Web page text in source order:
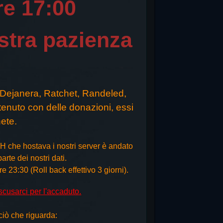
17:00
pazienza
Ratchet, Randeled,
con delle donazioni, essi
che hostava i nostri server è andato
dei nostri dati.
23:30 (Roll back effettivo 3 giorni).
per l'accaduto.
che riguarda: